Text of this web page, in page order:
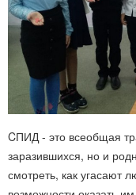
CПИД - это всеобщая
заразившихся, но и
смотреть, как угасают